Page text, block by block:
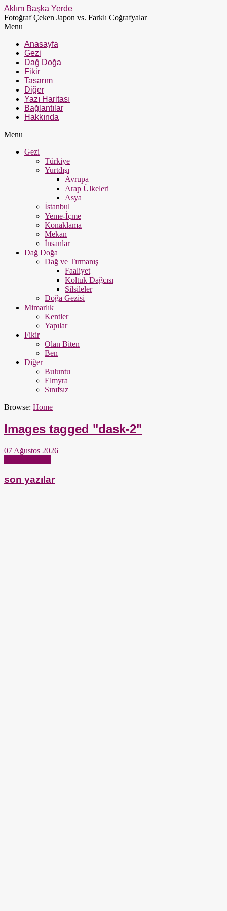
Aklım Başka Yerde
Fotoğraf Çeken Japon vs. Farklı Coğrafyalar
Menu
Anasayfa
Gezi
Dağ Doğa
Fikir
Tasarım
Diğer
Yazı Haritası
Bağlantılar
Hakkında
Menu
Gezi
Türkiye
Yurtdışı
Avrupa
Arap Ülkeleri
Asya
İstanbul
Yeme-İçme
Konaklama
Mekan
İnsanlar
Dağ Doğa
Dağ ve Tırmanış
Faaliyet
Koltuk Dağcısı
Silsileler
Doğa Gezisi
Mimarlık
Kentler
Yapılar
Fikir
Olan Biten
Ben
Diğer
Buluntu
Elmyra
Sınıfsız
Browse: Home
Images tagged "dask-2"
07 Ağustos 2026
son yazılar